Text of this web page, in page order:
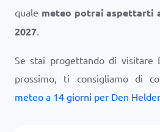
quale meteo potrai aspettarti
2027.
Se stai progettando di visitare
prossimo, ti consigliamo di
meteo a 14 giorni per Den Helder